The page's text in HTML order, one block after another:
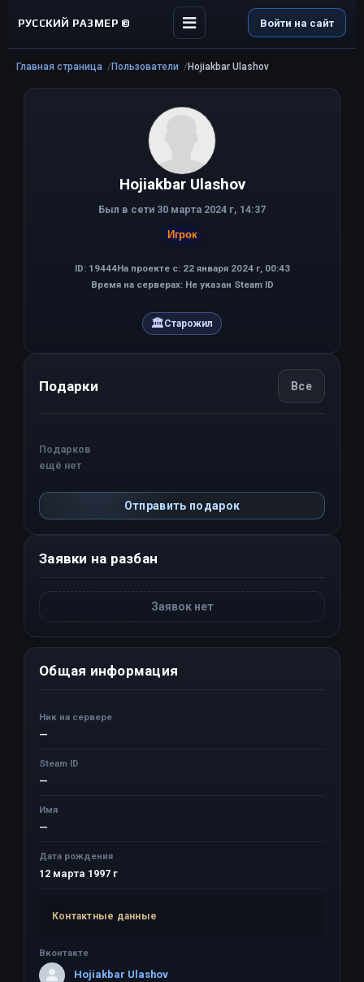
РУССКИЙ РАЗМЕР © Войти на сайт
Главная страница Пользователи Hojiakbar Ulashov
Hojiakbar Ulashov
Был в сети 30 марта 2024 г, 14:37
Игрок
ID: 19444На проекте с: 22 января 2024 г, 00:43
Время на серверах: Не указан Steam ID
🏛Старожил
Подарки Все
Подарков
ещё нет
Отправить подарок
Заявки на разбан
Заявок нет
Общая информация
Ник на сервере
—
Steam ID
—
Имя
—
Дата рождения
12 марта 1997 г
Контактные данные
Вконтакте
Hojiakbar Ulashov